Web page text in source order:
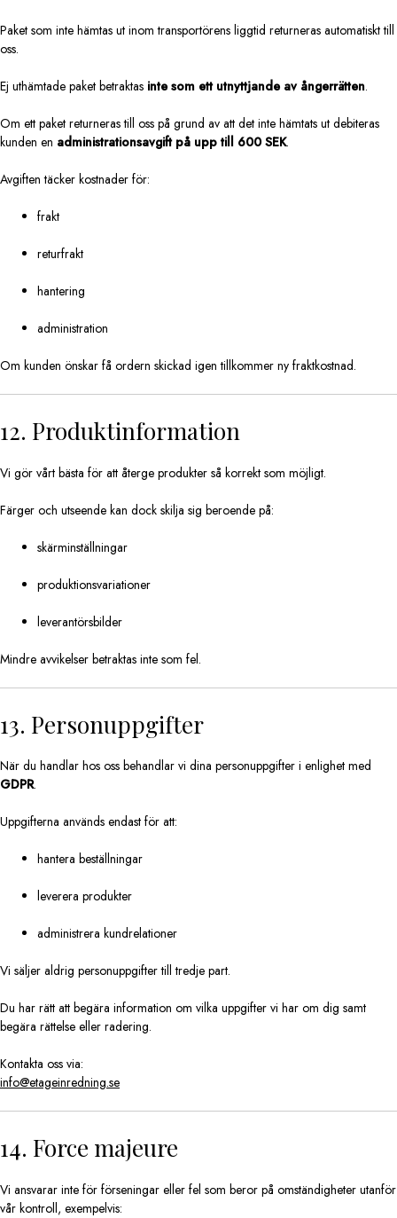
Paket som inte hämtas ut inom transportörens liggtid returneras automatiskt till
oss.
Ej uthämtade paket betraktas inte som ett utnyttjande av ångerrätten.
Om ett paket returneras till oss på grund av att det inte hämtats ut debiteras
kunden en administrationsavgift på upp till 600 SEK.
Avgiften täcker kostnader för:
frakt
returfrakt
hantering
administration
Om kunden önskar få ordern skickad igen tillkommer ny fraktkostnad.
12. Produktinformation
Vi gör vårt bästa för att återge produkter så korrekt som möjligt.
Färger och utseende kan dock skilja sig beroende på:
skärminställningar
produktionsvariationer
leverantörsbilder
Mindre avvikelser betraktas inte som fel.
13. Personuppgifter
När du handlar hos oss behandlar vi dina personuppgifter i enlighet med
GDPR.
Uppgifterna används endast för att:
hantera beställningar
leverera produkter
administrera kundrelationer
Vi säljer aldrig personuppgifter till tredje part.
Du har rätt att begära information om vilka uppgifter vi har om dig samt
begära rättelse eller radering.
Kontakta oss via:
info@etageinredning.se
14. Force majeure
Vi ansvarar inte för förseningar eller fel som beror på omständigheter utanför
vår kontroll, exempelvis: